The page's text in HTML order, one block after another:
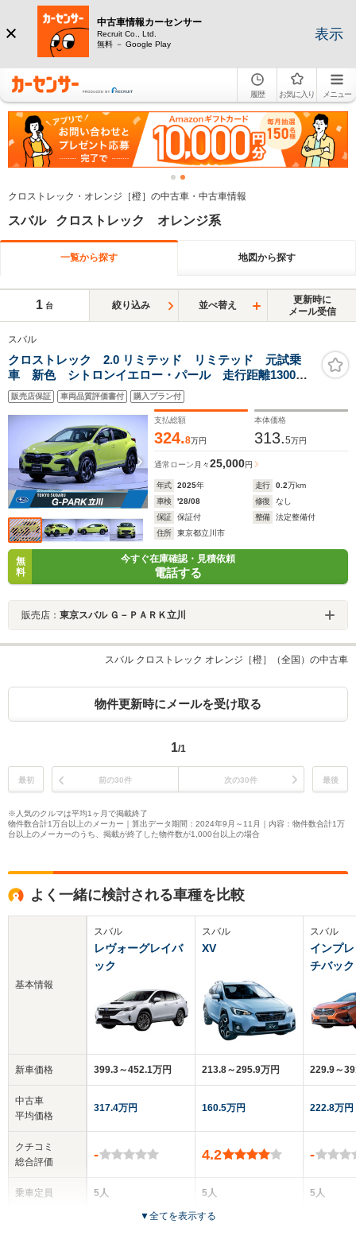
中古車情報カーセンサー
Recruit Co., Ltd.
無料 － Google Play
表示
履歴 お気に入り メニュー
クロストレック・オレンジ［橙］の中古車・中古車情報
スバル クロストレック オレンジ系
一覧から探す 地図から探す
1 台 絞り込み 並べ替え
更新時に
メール受信
スバル
クロストレック 2.0 リミテッド リミテッド 元試乗
車 新色 シトロンイエロー・パール 走行距離1300キ
ロ e-BOXER ETC2.0 前後ドライブレコーダー 純正
オールシーズンタイヤ 最低地上高20センチ 18インチ
アルミホイール
販売店保証 車両品質評価書付 購入プラン付
支払総額
324.8万円
本体価格
313.5万円
通常ローン 月々25,000円
年式 2025年 走行 0.2万km
車検
'28/08 修復
なし
保証
保証付 整備
法定整備付
住所
東京都立川市
無
料
今すぐ在庫確認・見積依頼
電話する
販売店： 東京スバル Ｇ－ＰＡＲＫ立川
スバル クロストレック オレンジ［橙］（全国）の中古車
物件更新時にメールを受け取る
1/1
最初 前の30件 次の30件 最後
※人気のクルマは平均1ヶ月で掲載終了
物件数合計1万台以上のメーカー｜算出データ期間：2024年9月～11月｜内容：物件数合計1万
台以上のメーカーのうち、掲載が終了した物件数が1,000台以上の場合
よく一緒に検討される車種を比較
基本情報
新車価格
中古車
平均価格
クチコミ
総合評価
乗車定員
スバル
レヴォーグレイバ
ック
399.3～452.1万円
317.4万円
-
5人
スバル
XV
213.8～295.9万円
160.5万円
4.2
5人
5ドア
スバル
インプ
チバック
229.9～
222.8万円
-
5人
▼全てを表示する